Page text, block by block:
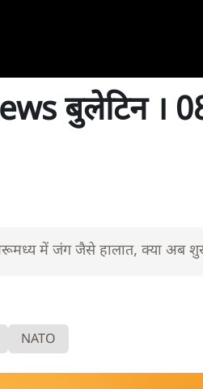
बुलेटिन ।
में जंग जैसे हालात, क्या अब
NATO